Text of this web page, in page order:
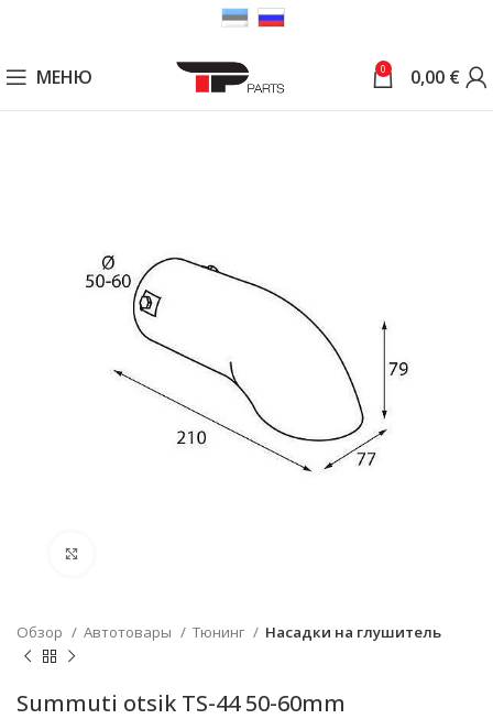
МЕНЮ 0 0,00 €
Обзор Автотовары Тюнинг Насадки на глушитель
Summuti otsik TS-44 50-60mm